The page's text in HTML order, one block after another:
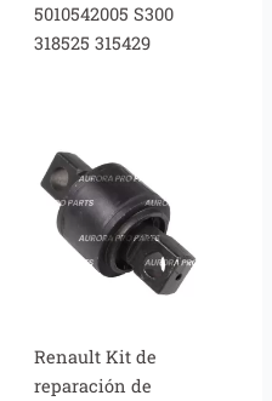
5010542005 S300
318525 315429
Renault Kit de
reparación de